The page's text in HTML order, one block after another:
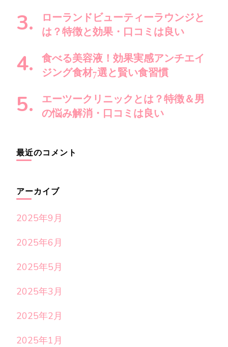
ローランドビューティーラウンジと
は？特徴と効果・口コミは良い
食べる美容液！効果実感アンチエイ
ジング食材7選と賢い食習慣
エーツークリニックとは？特徴＆男
の悩み解消・口コミは良い
最近のコメント
アーカイブ
2025年9月
2025年6月
2025年5月
2025年3月
2025年2月
2025年1月